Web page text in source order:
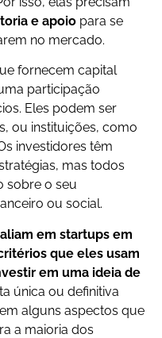
e apoio para se
no mercado.
fornecem capital
participação
Eles podem ser
ou instituições, como
investidores têm
mas todos
sobre o seu
ou social.
em startups em
que eles usam
em uma ideia de
única ou definitiva
alguns aspectos que
a maioria dos